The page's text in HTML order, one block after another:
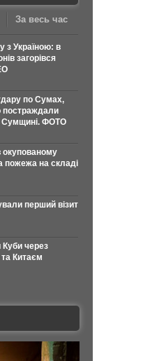
За весь час
з Україною: в
загорівся
по Сумах,
постраждали
Сумщині. ФОТО
окупованому
пожежа на складі
перший візит
через
Китаєм